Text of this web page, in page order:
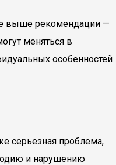
выше рекомендации —
меняться в
особенностей
серьезная проблема,
и нарушению